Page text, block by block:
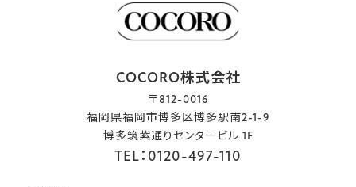
COCORO株式会社
〒812-0016
福岡県福岡市博多区博多駅南2-1-9
博多筑紫通りセンタービル 1F
TEL：0120-497-110